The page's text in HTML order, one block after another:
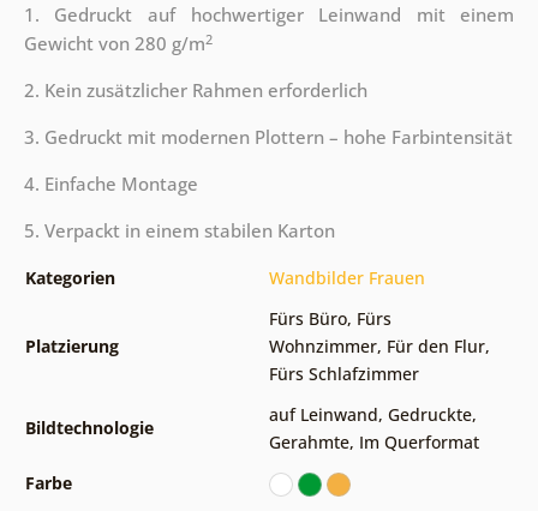
1. Gedruckt auf hochwertiger Leinwand mit einem
Gewicht von 280 g/m2
2. Kein zusätzlicher Rahmen erforderlich
3. Gedruckt mit modernen Plottern – hohe Farbintensität
4. Einfache Montage
5. Verpackt in einem stabilen Karton
Kategorien Wandbilder Frauen
Platzierung
Fürs Büro, Fürs
Wohnzimmer, Für den Flur,
Fürs Schlafzimmer
Bildtechnologie
auf Leinwand, Gedruckte,
Gerahmte, Im Querformat
Farbe